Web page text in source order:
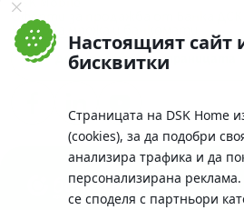
Настоящият сайт
бисквитки
Страницата на DSK Home
(cookies), за да подобри
анализира трафика и да
персонализирана
се споделя с партньори
Оферти за продажба от Банка ДСК
Клонова мрежа и банкомати
До началото на страницата